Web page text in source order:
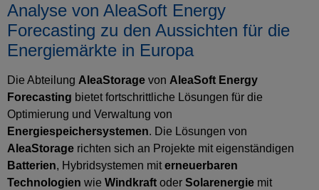
Analyse von AleaSoft Energy
Forecasting zu den Aussichten für die
Energiemärkte in Europa
Die Abteilung AleaStorage von AleaSoft Energy
Forecasting bietet fortschrittliche Lösungen für die
Optimierung und Verwaltung von
Energiespeichersystemen. Die Lösungen von
AleaStorage richten sich an Projekte mit eigenständigen
Batterien, Hybridsystemen miterneuerbaren
Technologien wie Windkraft oder Solarenergie mit